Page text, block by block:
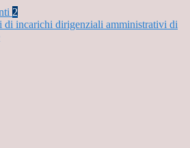
2
di incarichi dirigenziali amministrativi di